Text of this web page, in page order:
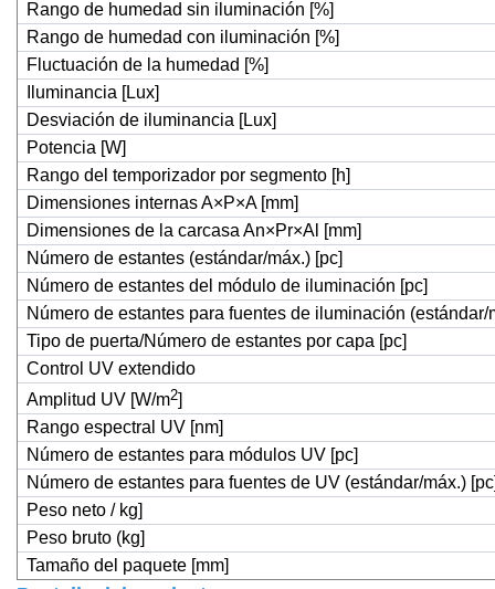
Rango de humedad sin iluminación [%]
Rango de humedad con iluminación [%]
Fluctuación de la humedad [%]
Iluminancia [Lux]
Desviación de iluminancia [Lux]
Potencia [W]
Rango del temporizador por segmento [h]
Dimensiones internas A×P×A [mm]
Dimensiones de la carcasa An×Pr×Al [mm]
Número de estantes (estándar/máx.) [pc]
Número de estantes del módulo de iluminación [pc]
Número de estantes para fuentes de iluminación (estándar/
Tipo de puerta/Número de estantes por capa [pc]
Control UV extendido
Amplitud UV [W/m2
Rango espectral UV [nm]
Número de estantes para módulos UV [pc]
Número de estantes para fuentes de UV (estándar/máx.)
Peso neto / kg]
Peso bruto (kg]
Tamaño del paquete [mm]